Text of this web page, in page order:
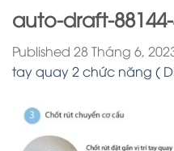
auto-draft-
Published 28 Tháng 6,
tay quay 2 chức năng (